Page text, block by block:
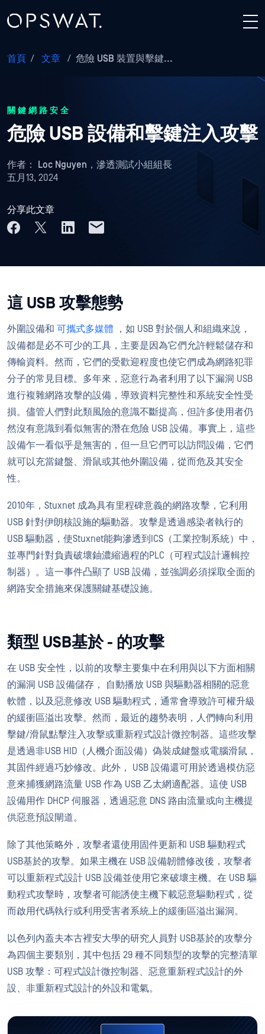
首頁 / 文章 / 危險 USB 裝置與擊鍵...
關鍵網路安全
危險 USB 設備和擊鍵注入攻擊
作者：
Loc Nguyen，滲透測試小組組長
五月13, 2024
分享此文章
這 USB 攻擊態勢
外圍設備和 可攜式多媒體 ，如 USB 對於個人和組織來說，
設備都是必不可少的工具，主要是因為它們允許輕鬆儲存和
傳輸資料。然而，它們的受歡迎程度也使它們成為網路犯罪
分子的常見目標。多年來，惡意行為者利用了以下漏洞 USB
進行複雜網路攻擊的設備，導致資料完整性和系統安全性受
損。儘管人們對此類風險的意識不斷提高，但許多使用者仍
然沒有意識到看似無害的潛在危險 USB 設備。事實上，這些
設備乍一看似乎是無害的，但一旦它們可以訪問設備，它們
就可以充當鍵盤、滑鼠或其他外圍設備，從而危及其安全
性。
2010年，Stuxnet 成為具有里程碑意義的網路攻擊，它利用
USB 針對伊朗核設施的驅動器。攻擊是透過感染者執行的
USB 驅動器，使Stuxnet能夠滲透到ICS（工業控制系統）中，
並專門針對負責破壞鈾濃縮過程的PLC（可程式設計邏輯控
制器）。這一事件凸顯了 USB 設備，並強調必須採取全面的
網路安全措施來保護關鍵基礎設施。
類型 USB基於 - 的攻擊
在 USB 安全性，以前的攻擊主要集中在利用與以下方面相關
的漏洞 USB 設備儲存， 自動播放 USB 與驅動器相關的惡意
軟體，以及惡意修改 USB 驅動程式，通常會導致許可權升級
的緩衝區溢出攻擊。然而，最近的趨勢表明，人們轉向利用
擊鍵/滑鼠點擊注入攻擊或重新程式設計微控制器。這些攻擊
是透過非USB HID（人機介面設備）偽裝成鍵盤或電腦滑鼠，
其固件經過巧妙修改。此外， USB 設備還可用於透過模仿惡
意來捕獲網路流量 USB 作為 USB 乙太網適配器。這使 USB
設備用作 DHCP 伺服器，透過惡意 DNS 路由流量或向主機提
供惡意預設閘道。
除了其他策略外，攻擊者還使用固件更新和 USB 驅動程式
USB基於的攻擊。如果主機在 USB 設備韌體修改後，攻擊者
可以重新程式設計 USB 設備並使用它來破壞主機。在 USB 驅
動程式攻擊時，攻擊者可能誘使主機下載惡意驅動程式，從
而啟用代碼執行或利用受害者系統上的緩衝區溢出漏洞。
以色列內蓋夫本古裡安大學的研究人員對 USB基於的攻擊分
為四個主要類別，其中包括 29 種不同類型的攻擊的完整清單
USB 攻擊：可程式設計微控制器、惡意重新程式設計的外
設、非重新程式設計的外設和電氣。